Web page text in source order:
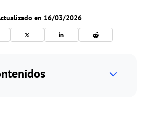
en 16/03/2026